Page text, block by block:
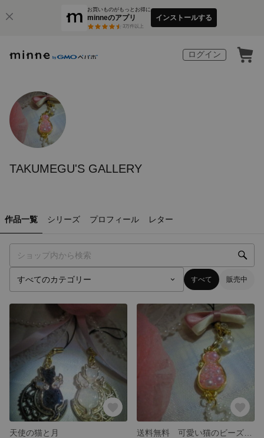
お買いものがもっとお得に
minneのアプリ
3万件以上
インストールする
ログイン
TAKUMEGU'S GALLERY
作品一覧 シリーズ プロフィール レター
すべて 販売中
天使の猫と月